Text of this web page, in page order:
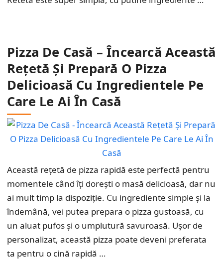
Pizza De Casă – Încearcă Această
Rețetă Și Prepară O Pizza
Delicioasă Cu Ingredientele Pe
Care Le Ai În Casă
Această rețetă de pizza rapidă este perfectă pentru
momentele când îți dorești o masă delicioasă, dar nu
ai mult timp la dispoziție. Cu ingrediente simple și la
îndemână, vei putea prepara o pizza gustoasă, cu
un aluat pufos și o umplutură savuroasă. Ușor de
personalizat, această pizza poate deveni preferata
ta pentru o cină rapidă …